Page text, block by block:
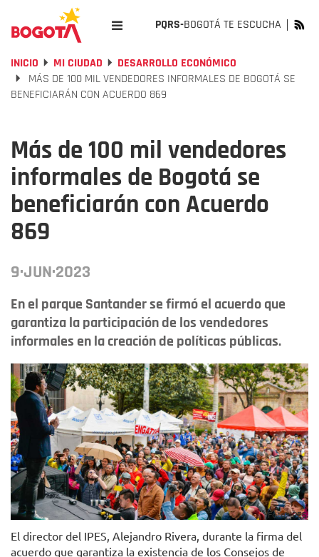
PQRS-BOGOTÁ TE ESCUCHA
INICIO MI CIUDAD
DESARROLLO ECONÓMICO
MÁS DE 100 MIL VENDEDORES INFORMALES DE BOGOTÁ SE
BENEFICIARÁN CON ACUERDO 869
Más de 100 mil vendedores
informales de Bogotá se
beneficiarán con Acuerdo
869
9·JUN·2023
En el parque Santander se firmó el acuerdo que
garantiza la participación de los vendedores
informales en la creación de políticas públicas.
Foto: IPES.
El director del IPES, Alejandro Rivera, durante la firma del
acuerdo que garantiza la existencia de los Consejos de